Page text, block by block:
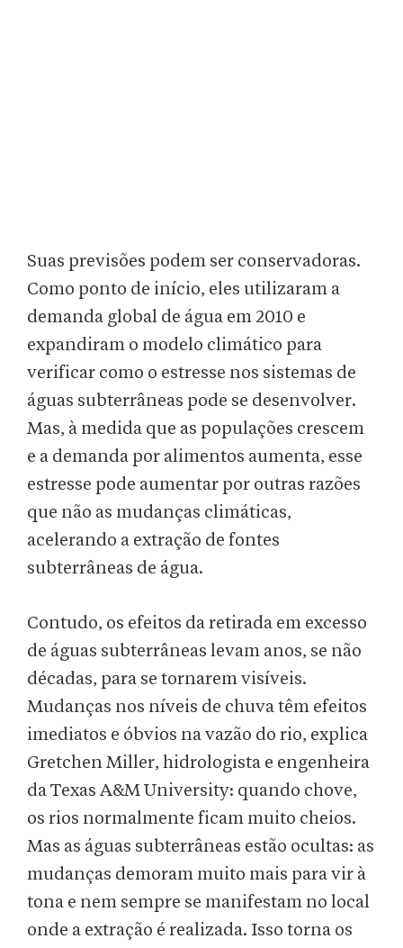
Suas previsões podem ser conservadoras.
Como ponto de início, eles utilizaram a
demanda global de água em 2010 e
expandiram o modelo climático para
verificar como o estresse nos sistemas de
águas subterrâneas pode se desenvolver.
Mas, à medida que as populações crescem
e a demanda por alimentos aumenta, esse
estresse pode aumentar por outras razões
que não as mudanças climáticas,
acelerando a extração de fontes
subterrâneas de água.
Contudo, os efeitos da retirada em excesso
de águas subterrâneas levam anos, se não
décadas, para se tornarem visíveis.
Mudanças nos níveis de chuva têm efeitos
imediatos e óbvios na vazão do rio, explica
Gretchen Miller, hidrologista e engenheira
da Texas A&M University: quando chove,
os rios normalmente ficam muito cheios.
Mas as águas subterrâneas estão ocultas: as
mudanças demoram muito mais para vir à
tona e nem sempre se manifestam no local
onde a extração é realizada. Isso torna os